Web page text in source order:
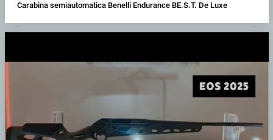
Carabina semiautomatica Benelli Endurance BE.S.T. De Luxe